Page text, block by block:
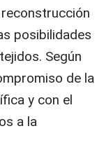
posibilidades
Según
de la
y con el
a la